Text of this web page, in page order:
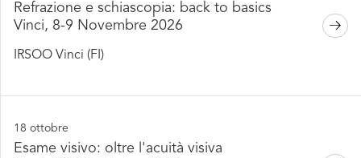
Refrazione e schiascopia: back to basics
Vinci, 8-9 Novembre 2026
IRSOO Vinci (FI)
18 ottobre
Esame visivo: oltre l'acuità visiva